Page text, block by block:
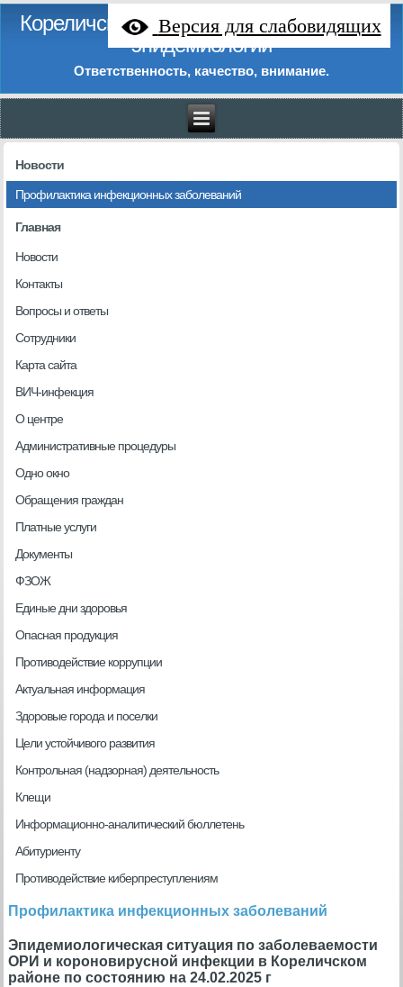
Версия для слабовидящих
Кореличский районный центр гигиены и
эпидемиологии
Ответственность, качество, внимание.
Новости
Профилактика инфекционных заболеваний
Главная
Новости
Контакты
Вопросы и ответы
Сотрудники
Карта сайта
ВИЧ-инфекция
О центре
Административные процедуры
Одно окно
Обращения граждан
Платные услуги
Документы
ФЗОЖ
Единые дни здоровья
Опасная продукция
Противодействие коррупции
Актуальная информация
Здоровые города и поселки
Цели устойчивого развития
Контрольная (надзорная) деятельность
Клещи
Информационно-аналитический бюллетень
Абитуриенту
Противодействие киберпреступлениям
Профилактика инфекционных заболеваний
Эпидемиологическая ситуация по заболеваемости
ОРИ и короновирусной инфекции в Кореличском
районе по состоянию на 24.02.2025 г